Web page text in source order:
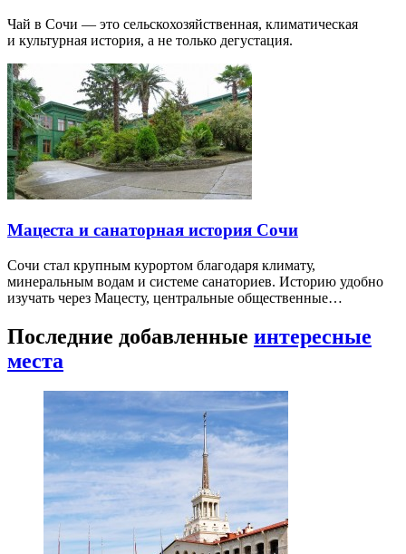
Чай в Сочи — это сельскохозяйственная, климатическая
и культурная история, а не только дегустация.
Мацеста и санаторная история Сочи
Сочи стал крупным курортом благодаря климату,
минеральным водам и системе санаториев. Историю удобно
изучать через Мацесту, центральные общественные…
Последние добавленные интересные
места